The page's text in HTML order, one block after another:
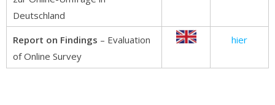
Deutschland
Report on Findings – Evaluation
of Online Survey
hier